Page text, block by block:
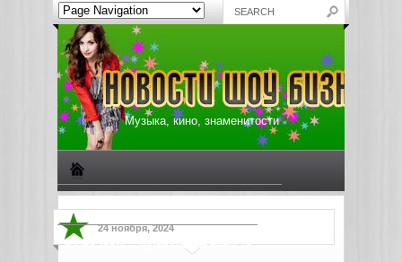
Музыка, кино, знаменитости
Жизнь звезд Музыкальные новости
24 ноября, 2024